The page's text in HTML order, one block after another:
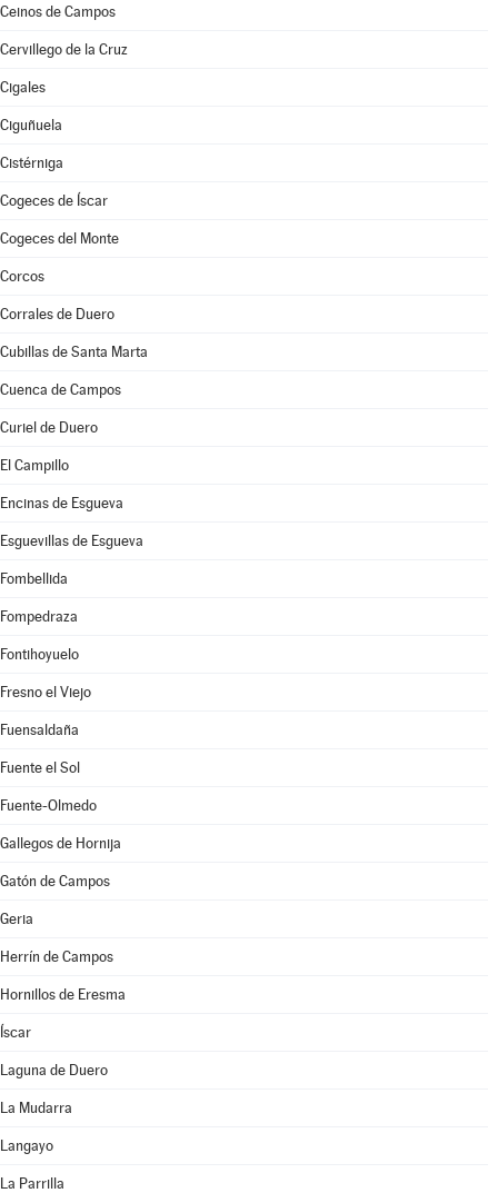
Ceinos de Campos
Cervillego de la Cruz
Cigales
Ciguñuela
Cistérniga
Cogeces de Íscar
Cogeces del Monte
Corcos
Corrales de Duero
Cubillas de Santa Marta
Cuenca de Campos
Curiel de Duero
El Campillo
Encinas de Esgueva
Esguevillas de Esgueva
Fombellida
Fompedraza
Fontihoyuelo
Fresno el Viejo
Fuensaldaña
Fuente el Sol
Fuente-Olmedo
Gallegos de Hornija
Gatón de Campos
Geria
Herrín de Campos
Hornillos de Eresma
Íscar
Laguna de Duero
La Mudarra
Langayo
La Parrilla